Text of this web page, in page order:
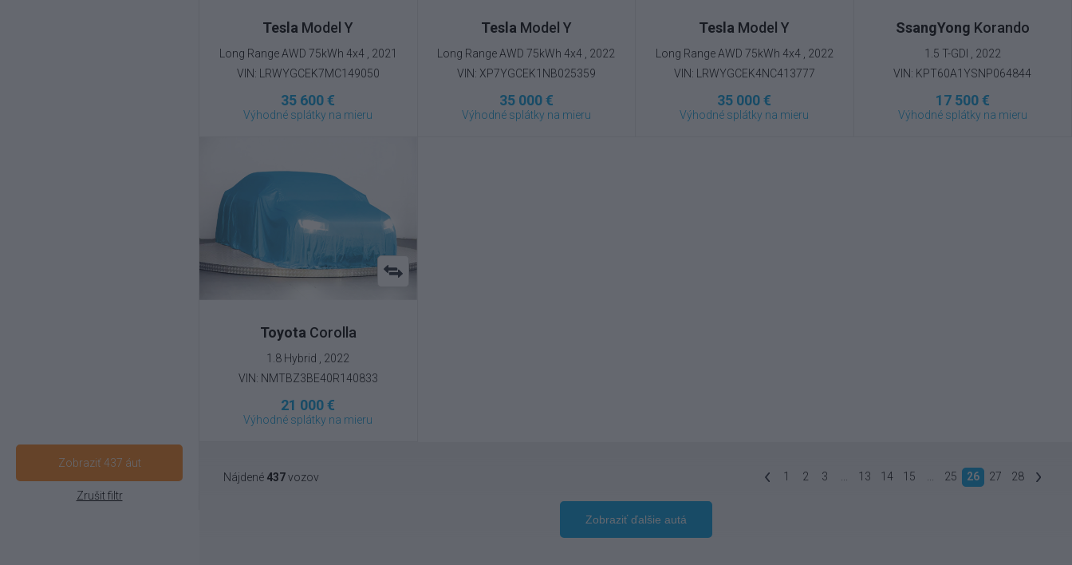
Zobraziť 437 áut
Zrušit filtr
Tesla Model Y
Long Range AWD 75kWh 4x4 , 2021
VIN: LRWYGCEK7MC149050
35 600 €
Výhodné splátky na mieru
Tesla Model Y
Long Range AWD 75kWh 4x4 , 2022
VIN: XP7YGCEK1NB025359
35 000 €
Výhodné splátky na mieru
Tesla Model Y
Long Range AWD 75kWh 4x4 , 2022
VIN: LRWYGCEK4NC413777
35 000 €
Výhodné splátky na mieru
SsangYong Korando
1.5 T-GDI , 2022
VIN: KPT60A1YSNP064844
17 500 €
Výhodné splátky na mieru
Toyota Corolla
1.8 Hybrid , 2022
VIN: NMTBZ3BE40R140833
21 000 €
Výhodné splátky na mieru
Nájdené 437vozov 1 2 3 ... 13 14 15 ... 25 26 27 28
Zobraziť ďalšie autá